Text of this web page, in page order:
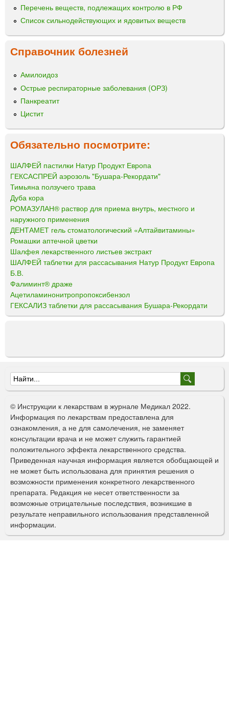
Перечень веществ, подлежащих контролю в РФ
Список сильнодействующих и ядовитых веществ
Справочник болезней
Амилоидоз
Острые респираторные заболевания (ОРЗ)
Панкреатит
Цистит
Обязательно посмотрите:
ШАЛФЕЙ пастилки Натур Продукт Европа
ГЕКСАСПРЕЙ аэрозоль "Бушара-Рекордати"
Тимьяна ползучего трава
Дуба кора
РОМАЗУЛАН® раствор для приема внутрь, местного и
наружного применения
ДЕНТАМЕТ гель стоматологический «Алтайвитамины»
Ромашки аптечной цветки
Шалфея лекарственного листьев экстракт
ШАЛФЕЙ таблетки для рассасывания Натур Продукт Европа
Б.В.
Фалиминт® драже
Ацетиламинонитропропоксибензол
ГЕКСАЛИЗ таблетки для рассасывания Бушара-Рекордати
Ф
о
р
м
а
п
о
и
с
к
© Инструкции к лекарствам в журнале Медикал 2022.
Информация по лекарствам предоставлена для
ознакомления, а не для самолечения, не заменяет
консультации врача и не может служить гарантией
положительного эффекта лекарственного средства.
Приведенная научная информация является обобщающей и
не может быть использована для принятия решения о
возможности применения конкретного лекарственного
препарата. Редакция не несет ответственности за
возможные отрицательные последствия, возникшие в
результате неправильного использования представленной
информации.